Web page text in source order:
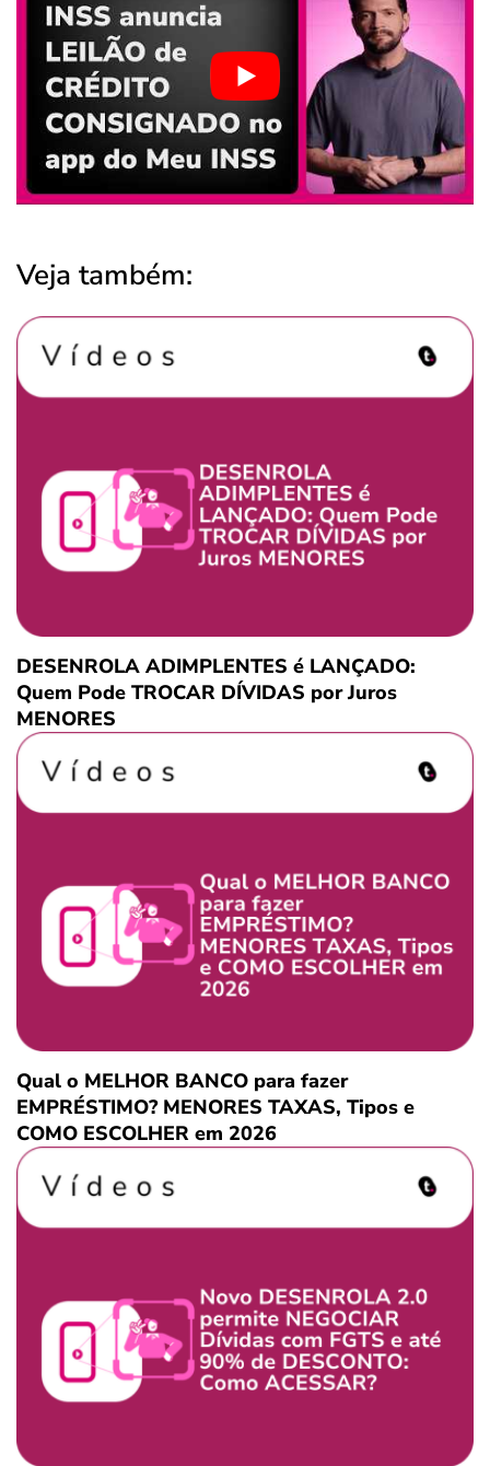
Veja também:
DESENROLA ADIMPLENTES é LANÇADO:
Quem Pode TROCAR DÍVIDAS por Juros
MENORES
Qual o MELHOR BANCO para fazer
EMPRÉSTIMO? MENORES TAXAS, Tipos e
COMO ESCOLHER em 2026